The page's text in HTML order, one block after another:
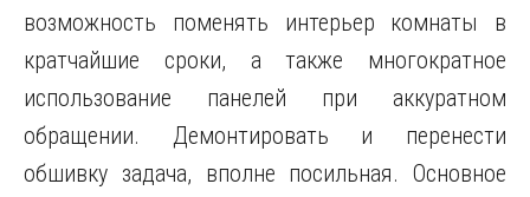
возможность поменять интерьер комнаты в
кратчайшие сроки, а также многократное
использование панелей при аккуратном
обращении. Демонтировать и перенести
обшивку задача, вполне посильная. Основное